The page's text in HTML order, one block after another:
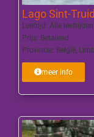
Lago Sint-
Leeftijd: Alle leeftijden
Prijs: Betalend
Provincie: België,
meer info